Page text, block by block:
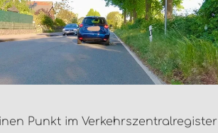
Punkt im Verkehrszentralregister